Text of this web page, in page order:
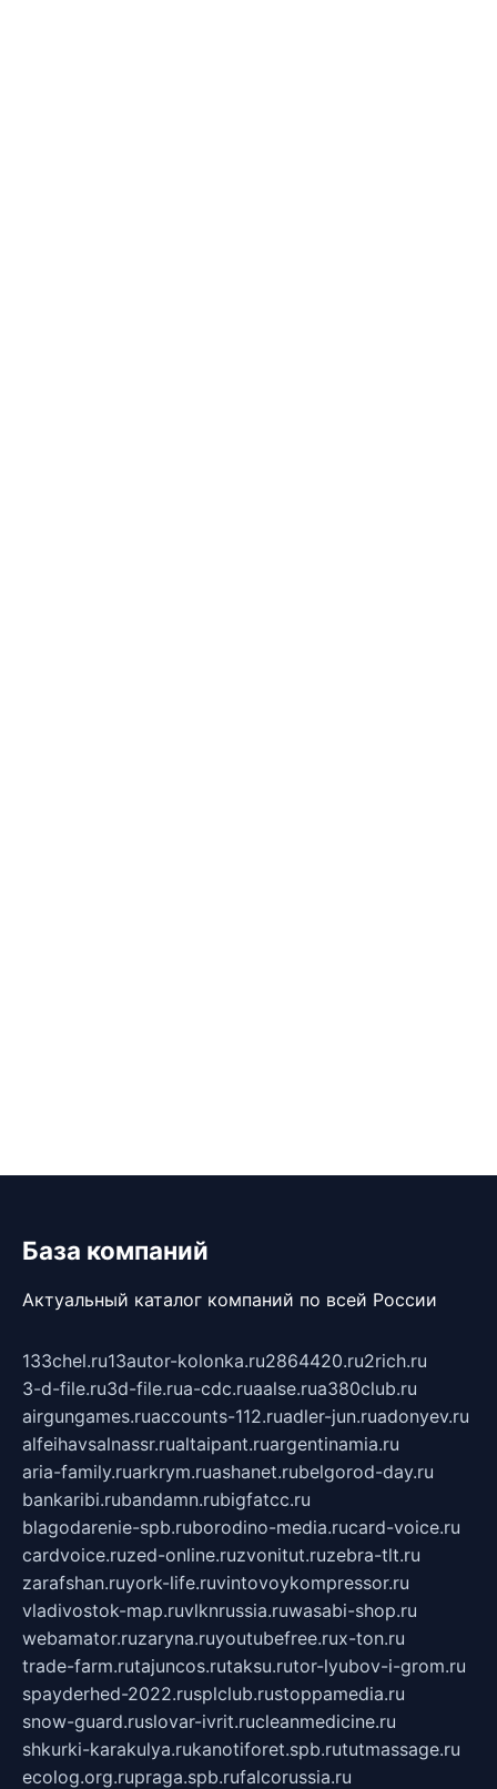
База компаний
Актуальный каталог компаний по всей России
133chel.ru13autor-kolonka.ru2864420.ru2rich.ru
3-d-file.ru3d-file.rua-cdc.ruaalse.rua380club.ru
airgungames.ruaccounts-112.ruadler-jun.ruadonyev.ru
alfeihavsalnassr.rualtaipant.ruargentinamia.ru
aria-family.ruarkrym.ruashanet.rubelgorod-day.ru
bankaribi.rubandamn.rubigfatcc.ru
blagodarenie-spb.ruborodino-media.rucard-voice.ru
cardvoice.ruzed-online.ruzvonitut.ruzebra-tlt.ru
zarafshan.ruyork-life.ruvintovoykompressor.ru
vladivostok-map.ruvlknrussia.ruwasabi-shop.ru
webamator.ruzaryna.ruyoutubefree.rux-ton.ru
trade-farm.rutajuncos.rutaksu.rutor-lyubov-i-grom.ru
spayderhed-2022.rusplclub.rustoppamedia.ru
snow-guard.ruslovar-ivrit.rucleanmedicine.ru
shkurki-karakulya.rukanotiforet.spb.rututmassage.ru
ecolog.org.rupraga.spb.rufalcorussia.ru